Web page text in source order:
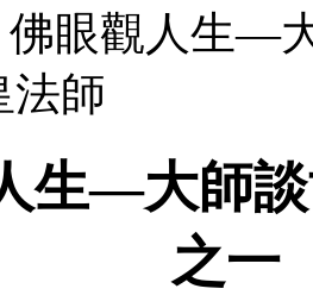
佛眼觀人生—
師
生—大師
之一